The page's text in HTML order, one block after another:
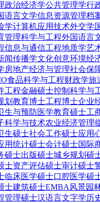
政治经济学公共管理学行
语言文学信息资源管理档
学计算机应用技术外交学
管理科学与工程外国语言
信息与通信工程地质学艺
闻传播学文化创意环境经
房地产经济与管理社会保
食品科学与工程财政学旅
工程金融硕士控制科学与
划 教育博士工程博士企业
生与预防医学教育硕士工
科学与技术农业经济管理
生硕士社会工作硕士应用
用统计硕士会计硕士国际
硕士出版硕士城乡规划硕
士资产评估硕士审计硕士
临床医学硕士口腔医学硕
士建筑硕士EMBA 风景园
管理硕士汉语言文字学历